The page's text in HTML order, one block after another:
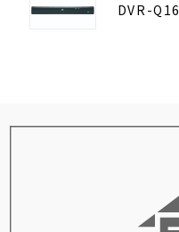
DVR-Q16